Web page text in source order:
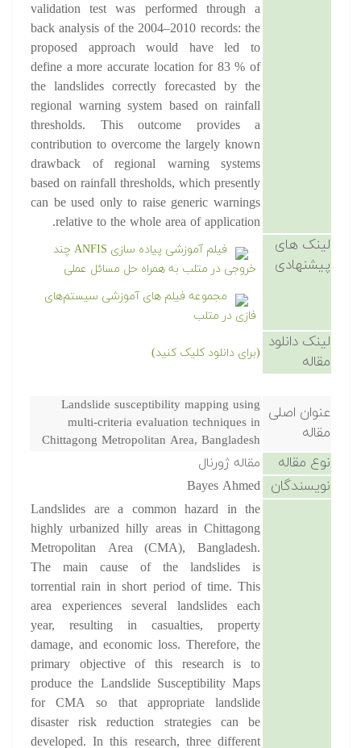
validation test was performed through a
back analysis of the 2004–2010 records: the
proposed approach would have led to
define a more accurate location for 83 % of
the landslides correctly forecasted by the
regional warning system based on rainfall
thresholds. This outcome provides a
contribution to overcome the largely known
drawback of regional warning systems
based on rainfall thresholds, which presently
can be used only to raise generic warnings
relative to the whole area of application.
لینک های
پیشنهادی
فیلم آموزشی پیاده سازی ANFIS چند
خروجی در متلب به همراه حل مسائل عملی
مجموعه فیلم های آموزشی سیستم‌های
فازی در متلب
لینک دانلود
مقاله
(برای دانلود کلیک کنید)
عنوان اصلی
مقاله
Landslide susceptibility mapping using
multi-criteria evaluation techniques in
Chittagong Metropolitan Area, Bangladesh
نوع مقاله مقاله ژورنال
نویسندگان
Bayes Ahmed
Landslides are a common hazard in the
highly urbanized hilly areas in Chittagong
Metropolitan Area (CMA), Bangladesh.
The main cause of the landslides is
torrential rain in short period of time. This
area experiences several landslides each
year, resulting in casualties, property
damage, and economic loss. Therefore, the
primary objective of this research is to
produce the Landslide Susceptibility Maps
for CMA so that appropriate landslide
disaster risk reduction strategies can be
developed. In this research, three different